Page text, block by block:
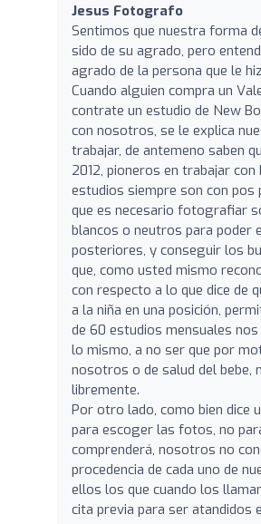
Jesus Fotografo
Sentimos que nuestra forma
sido de su agrado, pero
agrado de la persona que le
Cuando alguien compra un
contrate un estudio de New
con nosotros, se le explica
trabajar, de antemeno saben
2012, pioneros en trabajar con
estudios siempre son con pos
que es necesario fotografiar
blancos o neutros para poder
posteriores, y conseguir los
que, como usted mismo
con respecto a lo que dice de
a la niña en una posición,
de 60 estudios mensuales
lo mismo, a no ser que por
nosotros o de salud del bebe,
libremente.
Por otro lado, como bien dice
para escoger las fotos, no
comprenderá, nosotros no
procedencia de cada uno de
ellos los que cuando los
cita previa para ser atandidos